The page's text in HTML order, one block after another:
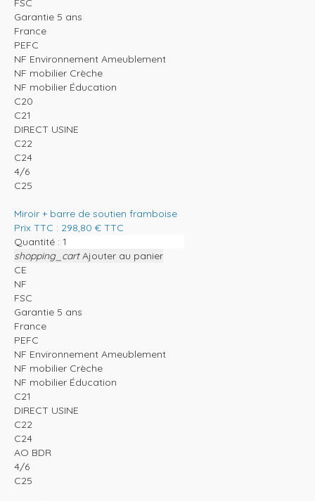
FSC
Garantie 5 ans
France
PEFC
NF Environnement Ameublement
NF mobilier Crèche
NF mobilier Éducation
C20
C21
DIRECT USINE
C22
C24
4/6
C25
Miroir + barre de soutien framboise
Prix TTC : 298,80 € TTC
Quantité :
shopping_cart Ajouter au panier
CE
NF
FSC
Garantie 5 ans
France
PEFC
NF Environnement Ameublement
NF mobilier Crèche
NF mobilier Éducation
C21
DIRECT USINE
C22
C24
AO BDR
4/6
C25